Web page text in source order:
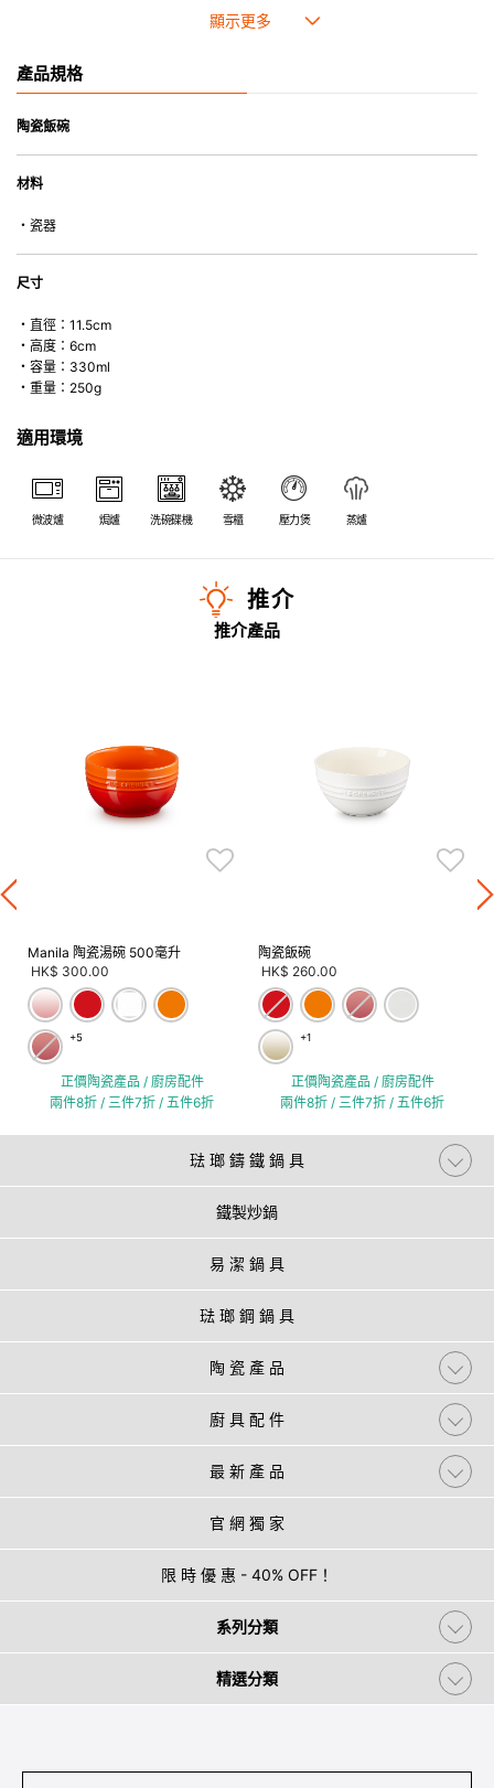
• 耐熱性極佳，適用於微波爐，也可放入焗爐，耐熱程度高達260℃。
• 可用於洗碗機。
• 合乎食用安全的塗層表面，幾乎不黏，食物容易脫落，清洗方便。
*不可直接用於熱源上
產品規格
陶瓷飯碗
材料
・瓷器
尺寸
・直徑：11.5cm
・高度：6cm
・容量：330ml
・重量：250g
適用環境
微波爐 焗爐 洗碗碟機 雪櫃 壓力煲 蒸爐
推介
推介產品
Manila 陶瓷湯碗 500毫升
HK$ 300.00
+5
正價陶瓷產品 / 廚房配件
兩件8折 / 三件7折 / 五件6折
陶瓷飯碗
HK$ 260.00
+1
正價陶瓷產品 / 廚房配件
兩件8折 / 三件7折 / 五件6折
琺 瑯 鑄 鐵 鍋 具
鐵製炒鍋
易 潔 鍋 具
琺 瑯 鋼 鍋 具
陶 瓷 產 品
廚 具 配 件
最 新 產 品
官 網 獨 家
限 時 優 惠 - 40% OFF！
系列分類
精選分類